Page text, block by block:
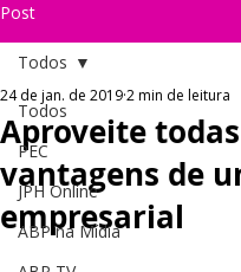
Post
Todos
PEC
JPH Online
ABP na Mídia
Todos
Aproveite
vantagens de
empresarial
24 de jan. de 20192 min de leitura